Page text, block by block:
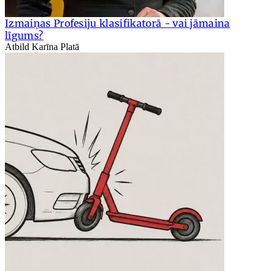
Izmaiņas Profesiju klasifikatorā - vai jāmaina
līgums?
Atbild Karīna Platā